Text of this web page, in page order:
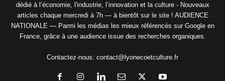
dédié à l’économie, l'industrie, l’innovation et la culture - Nouveaux
articles chaque mercredi à 7h — à bientôt sur le site ! AUDIENCE
NATIONALE — Parmi les médias les mieux référencés sur Google en
France, grâce à une audience issue des recherches organiques.
Contactez-nous: contact@lyonecoetculture.fr